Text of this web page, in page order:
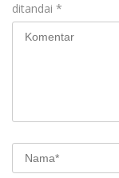
ditandai *